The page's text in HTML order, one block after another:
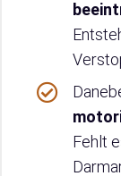
Fehlt